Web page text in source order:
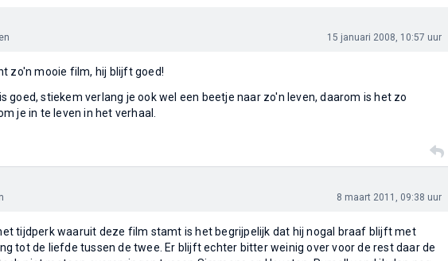
15 januari 2008, 10:57 uur
zo'n mooie film, hij blijft goed!
goed, stiekem verlang je ook wel een beetje naar zo'n leven, daarom is het zo
je in te leven in het verhaal.
8 maart 2011, 09:38 uur
tijdperk waaruit deze film stamt is het begrijpelijk dat hij nogal braaf blijft met
tot de liefde tussen de twee. Er blijft echter bitter weinig over voor de rest daar de